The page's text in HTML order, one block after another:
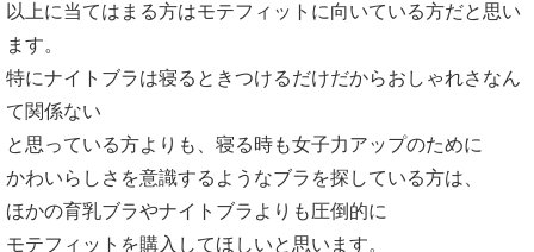
以上に当てはまる方はモテフィットに向いている方だと思い
ます。
特にナイトブラは寝るときつけるだけだからおしゃれさなん
て関係ない
と思っている方よりも、寝る時も女子力アップのために
かわいらしさを意識するようなブラを探している方は、
ほかの育乳ブラやナイトブラよりも圧倒的に
モテフィットを購入してほしいと思います。